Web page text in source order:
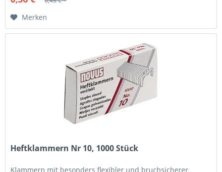
Merken
Heftklammern Nr 10, 1000 Stück
Klammern mit besonders flexibler und bruchsicherer